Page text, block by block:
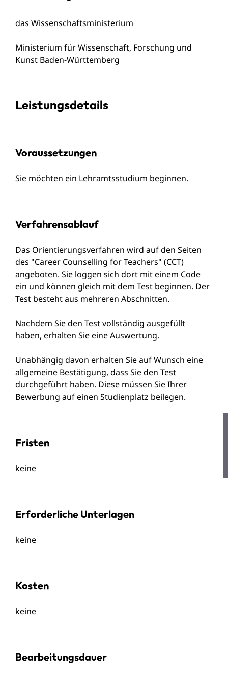
das Wissenschaftsministerium
Ministerium für Wissenschaft, Forschung und
Kunst Baden-Württemberg
Leistungsdetails
Voraussetzungen
Sie möchten ein Lehramtsstudium beginnen.
Verfahrensablauf
Das Orientierungsverfahren wird auf den Seiten
des "Career Counselling for Teachers" (CCT)
angeboten. Sie loggen sich dort mit einem Code
ein und können gleich mit dem Test beginnen. Der
Test besteht aus mehreren Abschnitten.
Nachdem Sie den Test vollständig ausgefüllt
haben, erhalten Sie eine Auswertung.
Unabhängig davon erhalten Sie auf Wunsch eine
allgemeine Bestätigung, dass Sie den Test
durchgeführt haben. Diese müssen Sie Ihrer
Bewerbung auf einen Studienplatz beilegen.
Fristen
keine
Erforderliche Unterlagen
keine
Kosten
keine
Bearbeitungsdauer